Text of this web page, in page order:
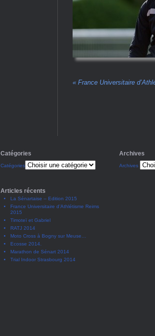
«France Universitaire
Catégories
Catégories
Articles récents
La Sénartaise – Edition 2015
France Universitaire d’Athlétisme Reims
2015
Timoteï et Gabriel
RATJ 2014
Moto Cross à Bogny sur Meuse…
Ecosse 2014.
Marathon de Sénart 2014
Trial Indoor Strasbourg 2014
Archives
Archives